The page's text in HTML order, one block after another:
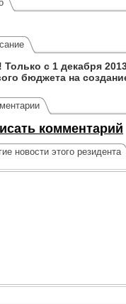
Только с 1 декабря
бюджета на
комментарий
новости этого резидента